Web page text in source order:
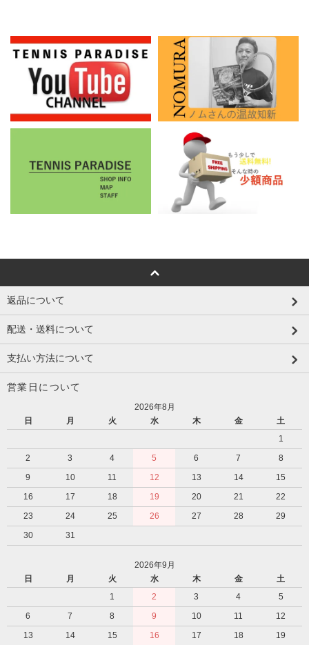
返品について
配送・送料について
支払い方法について
営業日について
2026年8月
日
月 火 水 木 金
土
1
2
3 4 5 6 7
8
9
10 11 12 13 14
15
16
17 18 19 20 21
22
23
24 25 26 27 28
29
30
31
2026年9月
日
月 火 水 木 金
土
1
2 3 4
5
6
7 8 9 10 11
12
13
14 15 16 17 18
19